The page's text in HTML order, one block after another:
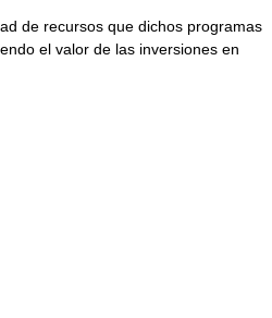
de recursos que dichos programas
el valor de las inversiones en